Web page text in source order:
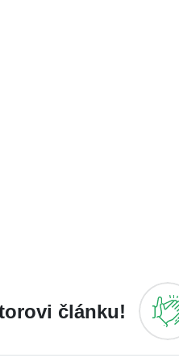
článku!